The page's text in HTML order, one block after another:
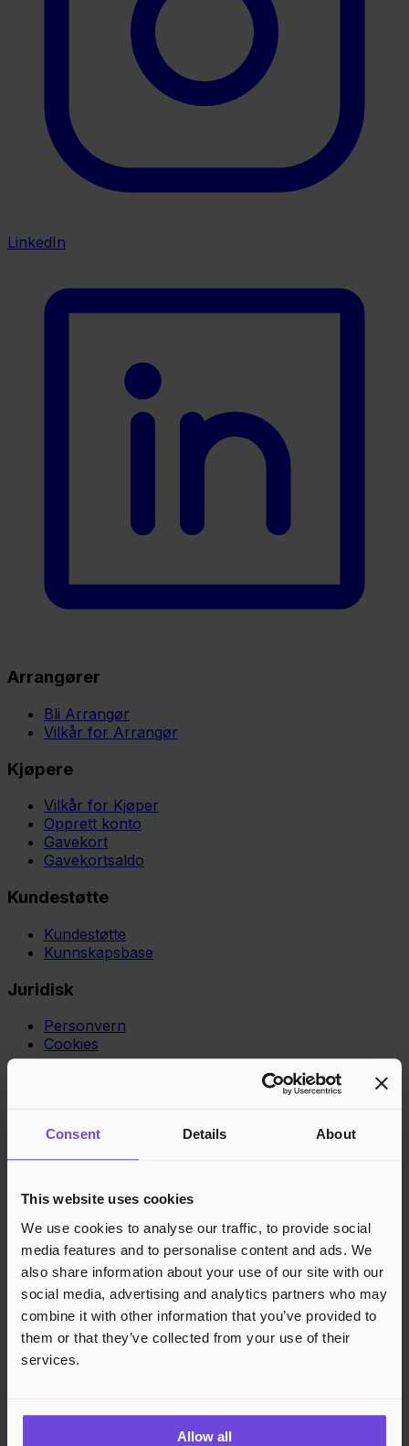
Consent Details About
This website uses cookies
We use cookies to analyse our traffic, to provide social
media features and to personalise content and ads. We
also share information about your use of our site with our
social media, advertising and analytics partners who may
combine it with other information that you’ve provided to
them or that they’ve collected from your use of their
services.
Allow all
LinkedIn
Arrangører
Bli Arrangør
Vilkår for Arrangør
Kjøpere
Vilkår for Kjøper
Opprett konto
Gavekort
Gavekortsaldo
Kundestøtte
Kundestøtte
Kunnskapsbase
Juridisk
Personvern
Cookies
Tyskland Global
Deutsch Français
Godkjente betalingsmetoder